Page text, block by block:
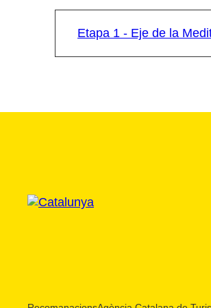
Etapa 1 - Eje de la